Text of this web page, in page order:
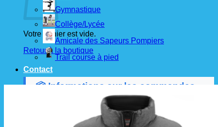
Votre panier est vide.
Retour à la boutique
📦 Informations sur les commandes
Les commandes sont passéesles 1er et 15 de
chaque moisauprès de nos fournisseurs.
Gymnastique
Collège/Lycée
Amicale des Sapeurs Pompiers
Trail course à pied
Contact